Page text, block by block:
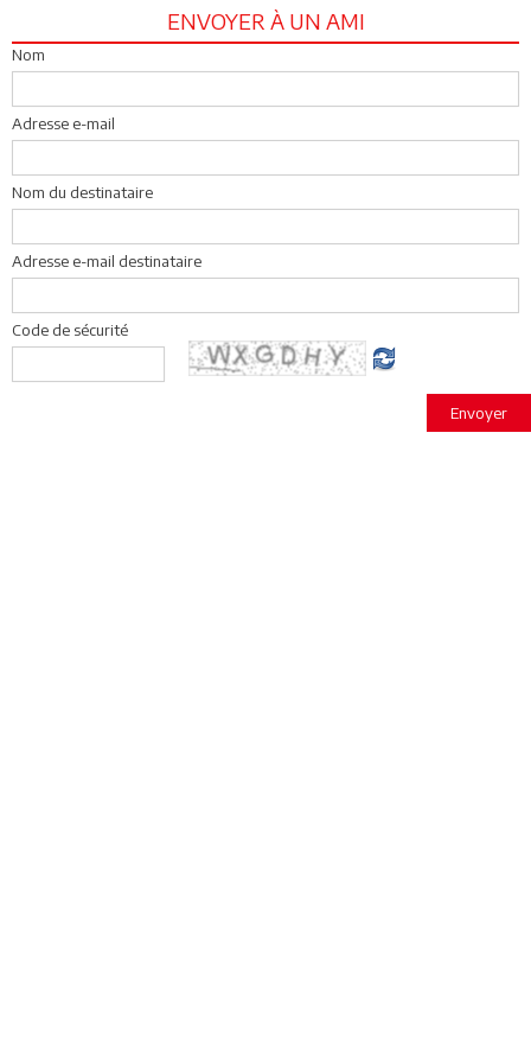
ENVOYER À UN AMI
Nom
Adresse e-mail
Nom du destinataire
Adresse e-mail destinataire
Code de sécurité
Envoyer